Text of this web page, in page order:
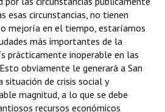
esas circunstancias, no tienen
mejoría en el tiempo, estaríamos
más importantes de la
inoperable en las
obviamente le generará a San
situación de crisis social y
magnitud, a lo que se debe
recursos económicos